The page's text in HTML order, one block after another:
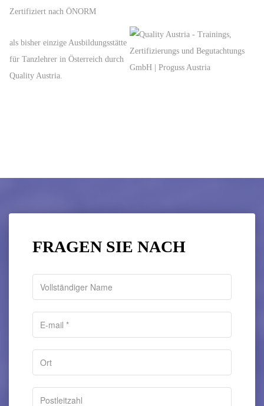
Zertifiziert nach ÖNORM
als bisher einzige Ausbildungsstätte
für Tanzlehrer in Österreich durch
Quality Austria.
FRAGEN SIE NACH